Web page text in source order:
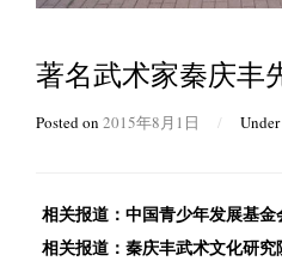
著名武术家秦庆丰
Posted on 2015年8月1日 / Under
相关报道： 中国青少年发展基金
相关报道： 秦庆丰武术文化研究